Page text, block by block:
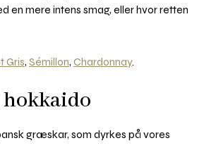
en mere intens smag, eller hvor retten
Gris, Sémillon, Chardonnay.
hokkaido
græskar, som dyrkes på vores